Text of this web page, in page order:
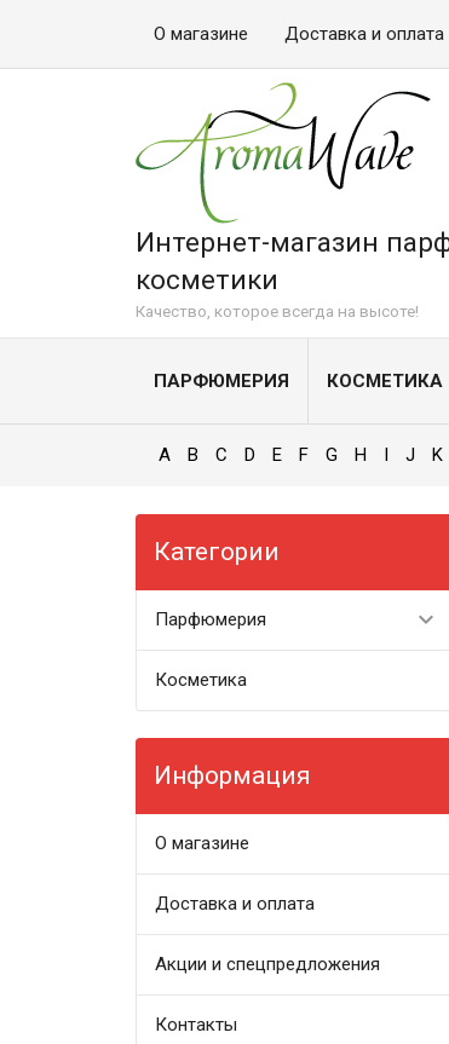
О магазине Доставка и оплата
Интернет-магазин
косметики
Качество, которое всегда на высоте!
ПАРФЮМЕРИЯ КОСМЕТИКА
A B C D E F G H I J K
Категории
Парфюмерия
Косметика
Информация
О магазине
Доставка и оплата
Акции и спецпредложения
Контакты